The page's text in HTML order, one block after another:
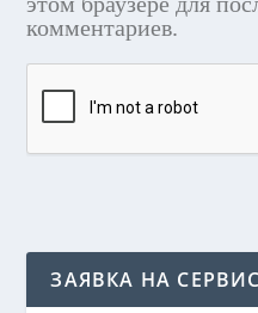
комментариев.
ЗАЯВКА НА СЕРВИС